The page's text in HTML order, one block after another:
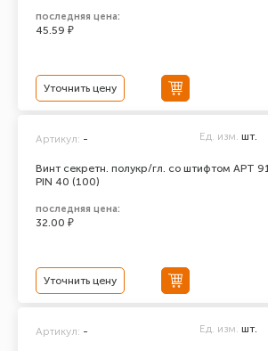
последняя цена:
45.59 ₽
Уточнить цену
Винт секретн. полукр/гл. со штифтом АРТ
PIN 40 (100)
Артикул: - Ед. изм. шт.
последняя цена:
32.00 ₽
Уточнить цену
Артикул: - Ед. изм. шт.